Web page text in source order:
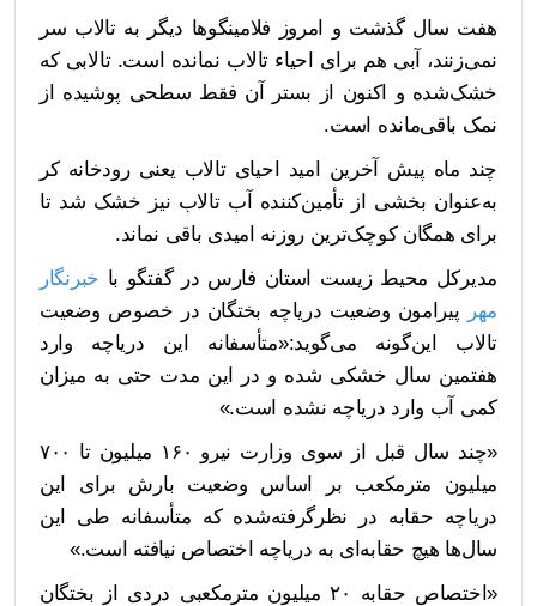
هفت سال گذشت و امروز فلامینگوها دیگر به تالاب سر
نمی‌زنند، آبی هم برای احیاء تالاب نمانده است. تالابی که
خشک‌شده و اکنون از بستر آن فقط سطحی پوشیده از
نمک باقی‌مانده است.
چند ماه پیش آخرین امید احیای تالاب یعنی رودخانه کر
به‌عنوان بخشی از تأمین‌کننده آب تالاب نیز خشک شد تا
برای همگان کوچک‌ترین روزنه امیدی باقی نماند.
مدیرکل محیط زیست استان فارس در گفتگو با خبرنگار
مهر
پیرامون وضعیت دریاچه بختگان در خصوص وضعیت
تالاب این‌گونه می‌گوید:«متأسفانه این دریاچه وارد
هفتمین سال خشکی شده و در این مدت حتی به میزان
کمی آب وارد دریاچه نشده است.»
«چند سال قبل از سوی وزارت نیرو ۱۶۰ میلیون تا ۷۰۰
میلیون مترمکعب بر اساس وضعیت بارش برای این
دریاچه حقابه در نظرگرفته‌شده که متأسفانه طی این
سال‌‌ها هیچ حقابه‌ای به دریاچه اختصاص نیافته است.»
«اختصاص حقابه ۲۰ میلیون مترمکعبی دردی از بختگان